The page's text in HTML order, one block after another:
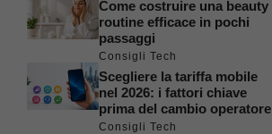
Come costruire una beauty
routine efficace in pochi
passaggi
Consigli Tech
Scegliere la tariffa mobile
nel 2026: i fattori chiave
prima del cambio operatore
Consigli Tech